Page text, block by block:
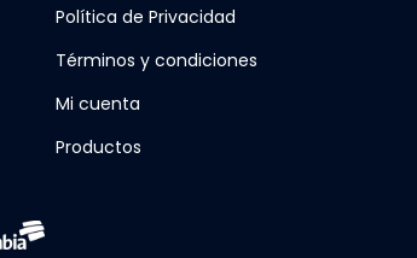
Política de Privacidad
Términos y condiciones
Mi cuenta
Productos